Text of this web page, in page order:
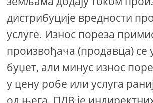
дистрибуције вредности
услуге. Износ пореза
произвођача (продавца) се
буџет, али минус износ
у цену робе или услуга